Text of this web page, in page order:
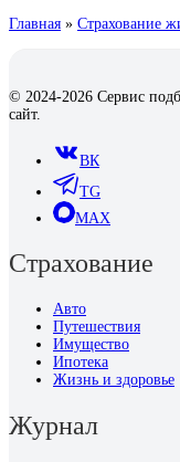
Главная » Страхование
© 2024-2026 Сервис
сайт.
ВК
TG
MAX
Страхование
Авто
Путешествия
Имущество
Ипотека
Жизнь и здоровье
Журнал